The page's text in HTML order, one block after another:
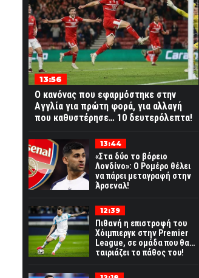
13:56
Ο κανόνας που εφαρμόστηκε στην
Αγγλία για πρώτη φορά, για αλλαγή
που καθυστέρησε… 10 δευτερόλεπτα!
13:44
«Στα δύο το βόρειο
Λονδίνο»: Ο Ρομέρο θέλει
να πάρει μεταγραφή στην
Άρσεναλ!
12:39
Πιθανή η επιστροφή του
Χόιμπιεργκ στην Premier
League, σε ομάδα που θα…
ταιριάζει το πάθος του!